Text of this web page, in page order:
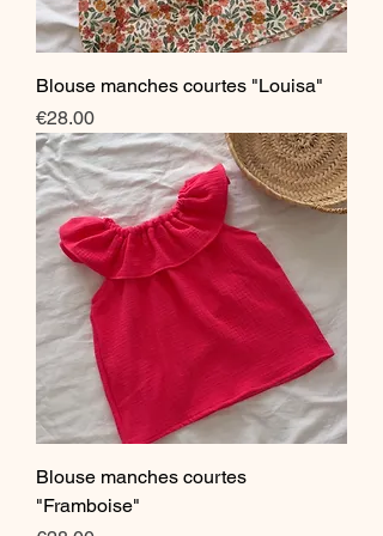
Blouse manches courtes "Louisa"
Price
€28.00
Blouse manches courtes
"Framboise"